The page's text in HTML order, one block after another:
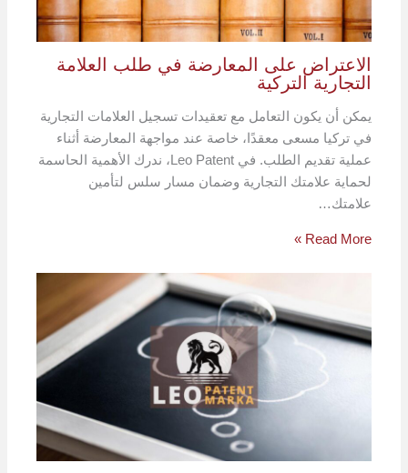
الاعتراض على المعارضة في طلب العلامة
التجارية التركية
يمكن أن يكون التعامل مع تعقيدات تسجيل العلامات التجارية
في تركيا مسعى معقدًا، خاصة عند مواجهة المعارضة أثناء
عملية تقديم الطلب. في Leo Patent، ندرك الأهمية الحاسمة
لحماية علامتك التجارية وضمان مسار سلس لتأمين
علامتك…
Read More »